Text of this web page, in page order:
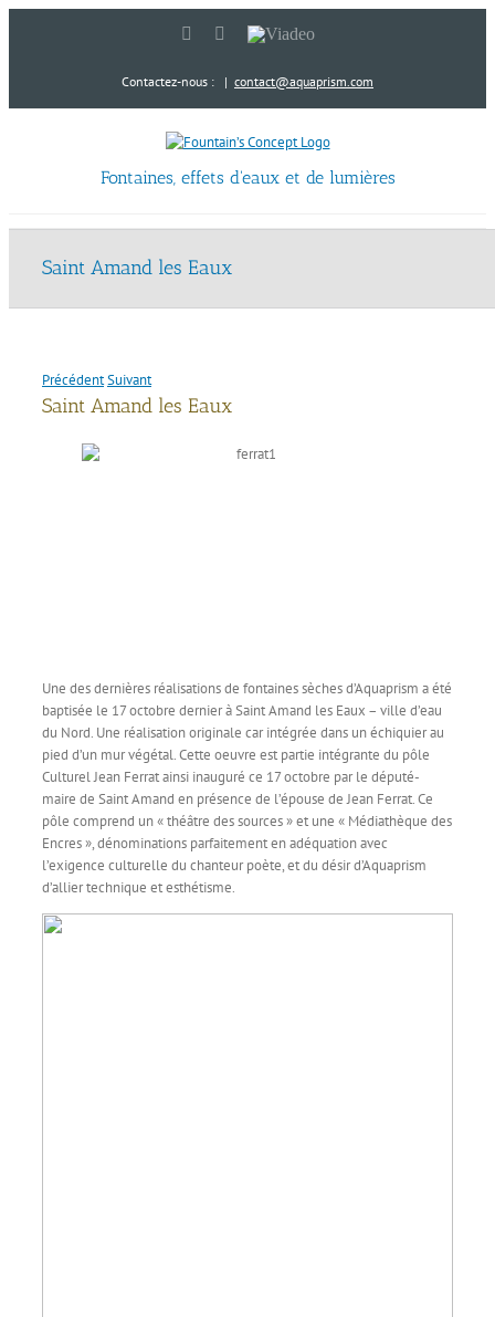
LinkedInYouTube
Viadeo
Contactez-nous : | contact@aquaprism.com
Fontaines, effets d'eaux et de lumières
Saint Amand les Eaux
PrécédentSuivant
Saint Amand les Eaux
Une des dernières réalisations de fontaines sèches d’Aquaprism a été
baptisée le 17 octobre dernier à Saint Amand les Eaux – ville d’eau
du Nord. Une réalisation originale car intégrée dans un échiquier au
pied d’un mur végétal. Cette oeuvre est partie intégrante du pôle
Culturel Jean Ferrat ainsi inauguré ce 17 octobre par le député-
maire de Saint Amand en présence de l’épouse de Jean Ferrat.Ce
pôle comprend un « théâtre des sources » et une « Médiathèque des
Encres », dénominations parfaitement en adéquation avec
l’exigence culturelle du chanteur poète, et du désir d’Aquaprism
d’allier technique et esthétisme.